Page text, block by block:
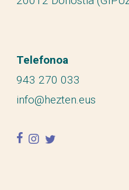
Telefonoa
943 270 033
info@hezten.eus
facebook
instagram
twitter